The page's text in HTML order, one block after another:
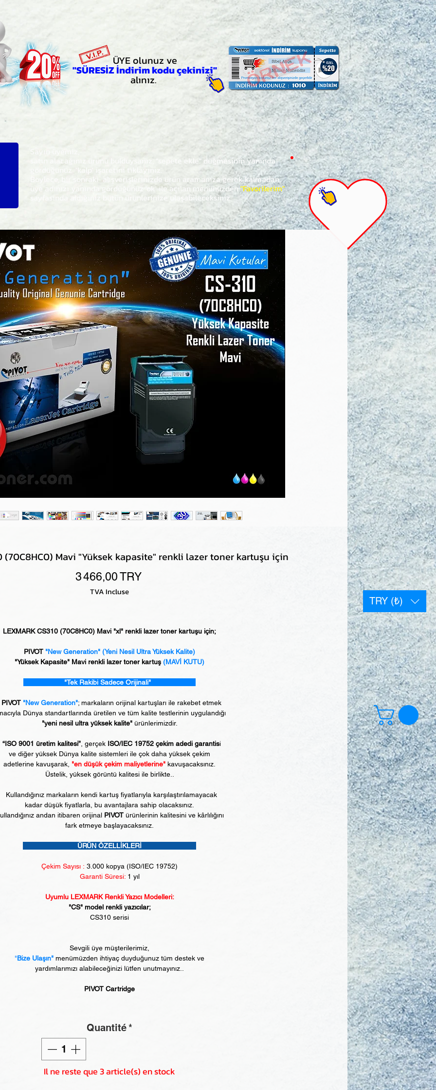
TRY (₺)
ÜYE olunuz ve
"SÜRESİZ İndirim kodu çekinizi"
alınız.
Sayın üyemiz,
satın alacağınız ürünü bulduysanız, "sepete ekle" düğmesinin yanında
gördüğünüz 'kalp' işaretini tıklayınız.
bir sonraki alışverişlerinizde ürün aramanıza gerek kalmadan,
üye adınızı yanında gördüğünüz 'ok' ile açılan menünüzden"Favorilerim"
sayfasında aldığınız bütün ürünlerinize ulaşabileceksiniz.
(70C8HC0) Mavi "Yüksek kapasite" renkli lazer toner kartuşu için
3 466,00 TRYPrix
TVA Incluse
LEXMARK CS310 (70C8HC0) Mavi "xl" renkli lazer toner kartuşu için;
PIVOT "New Generation" (Yeni Nesil Ultra Yüksek Kalite)
"Yüksek Kapasite" Mavi renkli lazer toner kartuş (MAVİ KUTU)
"Tek Rakibi Sadece Orijinali"
PIVOT "New Generation"; markaların orijinal kartuşları ile rakebet etmek
Dünya standartlarında üretilen ve tüm kalite testlerinin uygulandığı
"yeni nesil ultra yüksek kalite"ürünlerimizdir.
“ISO 9001 üretim kalitesi”, gerçekISO/IEC 19752 çekim adedi garantisi
ve diğer yüksek Dünya kalite sistemleri ile çok daha yüksek çekim
adetlerine kavuşarak, "en düşük çekim maliyetlerine" kavuşacaksınız.
Üstelik, yüksek görüntü kalitesi ile birlikte..
Kullandığınız markaların kendi kartuş fiyatlarıyla karşılaştırılamayacak
kadar düşük fiyatlarla, bu avantajlara sahip olacaksınız.
andan itibaren orijinal PIVOTürünlerinin kalitesini ve kârlılığını
fark etmeye başlayacaksınız.
ÜRÜN ÖZELLİKLERİ
Çekim Sayısı : 3 .000 kopya (ISO/IEC 19752)
Garanti Süresi:1 yıl
Uyumlu LEXMARK Renkli Yazıcı Modelleri:
"CS" model renkli yazıcılar;
CS310 serisi
Sevgili üye müşterilerimiz,
"Bize Ulaşın" menümüzden ihtiyaç duyduğunuz tüm destek ve
yardımlarımızı alabileceğinizi lütfen unutmayınız..
PIVOT Cartridge
Quantité*
Il ne reste que 3 article(s) en stock